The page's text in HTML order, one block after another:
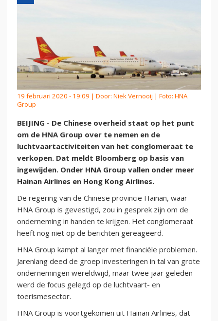
19 februari 2020 - 19:09 | Door: Niek Vernooij | Foto: HNA
Group
BEIJING - De Chinese overheid staat op het punt
om de HNA Group over te nemen en de
luchtvaartactiviteiten van het conglomeraat te
verkopen. Dat meldt Bloomberg op basis van
ingewijden. Onder HNA Group vallen onder meer
Hainan Airlines en Hong Kong Airlines.
De regering van de Chinese provincie Hainan, waar
HNA Group is gevestigd, zou in gesprek zijn om de
onderneming in handen te krijgen. Het conglomeraat
heeft nog niet op de berichten gereageerd.
HNA Group kampt al langer met financiële problemen.
Jarenlang deed de groep investeringen in tal van grote
ondernemingen wereldwijd, maar twee jaar geleden
werd de focus gelegd op de luchtvaart- en
toerismesector.
HNA Group is voortgekomen uit Hainan Airlines, dat